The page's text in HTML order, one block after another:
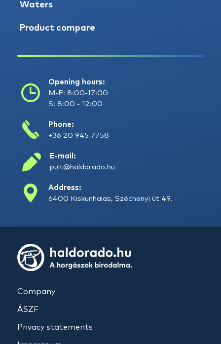
Waters
Product compare
Opening hours:
M-F: 8:00-17:00
S: 8:00 - 12:00
Phone:
+36 20 945 7758
E-mail:
pult@haldorado.hu
Address:
6400 Kiskunhalas, Széchenyi út 49.
Company
ÁSZF
Privacy statements